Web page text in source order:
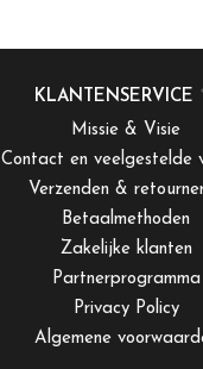
KLANTENSERVICE
Missie & Visie
Contact en veelgestelde
Verzenden &
Betaalmethoden
Zakelijke klanten
Partnerprogramma
Privacy Policy
Algemene